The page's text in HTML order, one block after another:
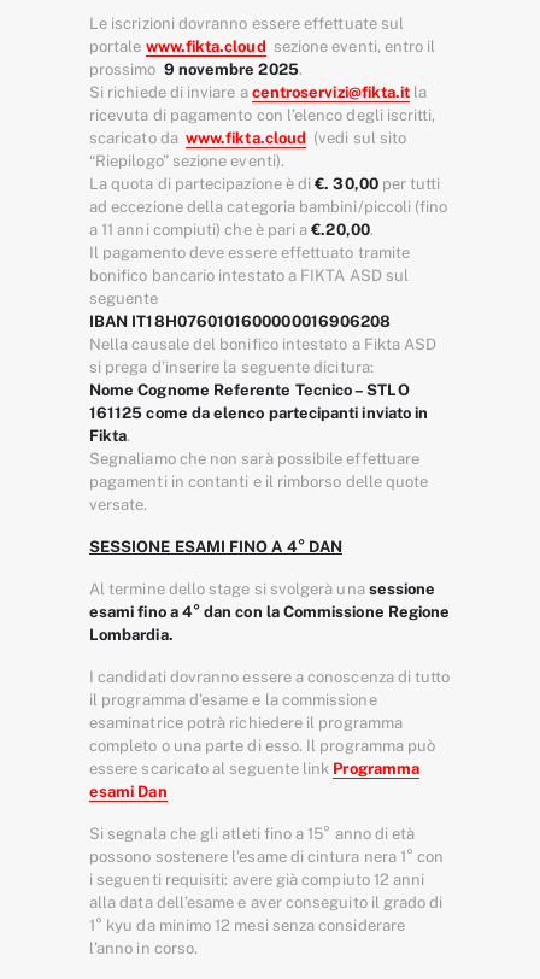
Le iscrizioni dovranno essere effettuate sul
portale www.fikta.cloud sezione eventi, entro il
prossimo 9 novembre 2025.
Si richiede di inviare a centroservizi@fikta.it la
ricevuta di pagamento con l’elenco degli iscritti,
scaricato da www.fikta.cloud (vedi sul sito
“Riepilogo” sezione eventi).
La quota di partecipazione è di€. 30,00per tutti
ad eccezione della categoria bambini/piccoli (fino
a 11 anni compiuti) che è pari a€.20,00.
Il pagamento deve essere effettuato tramite
bonifico bancario intestato a FIKTA ASD sul
seguente
IBAN IT18H0760101600000016906208
Nella causale del bonifico intestato a Fikta ASD
si prega d’inserire la seguente dicitura:
Nome Cognome Referente Tecnico – STLO
161125 come da elenco partecipanti inviato in
Fikta.
Segnaliamo che non sarà possibile effettuare
pagamenti in contanti e il rimborso delle quote
versate.
SESSIONE ESAMI FINO A 4° DAN
Al termine dello stage si svolgerà una sessione
esami fino a 4° dan con la Commissione Regione
Lombardia.
I candidati dovranno essere a conoscenza di tutto
il programma d’esame e la commissione
esaminatrice potrà richiedere il programma
completo o una parte di esso. Il programma può
essere scaricato al seguente link Programma
esami Dan
Si segnala che gli atleti fino a 15° anno di età
possono sostenere l’esame di cintura nera 1° con
i seguenti requisiti: avere già compiuto 12 anni
alla data dell’esame e aver conseguito il grado di
1° kyu da minimo 12 mesi senza considerare
l’anno in corso.